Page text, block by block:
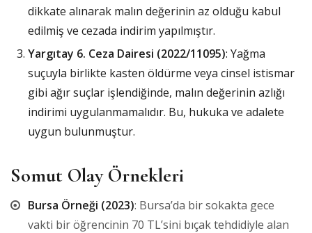
dikkate alınarak malın değerinin az olduğu kabul
edilmiş ve cezada indirim yapılmıştır.
Yargıtay 6. Ceza Dairesi (2022/11095): Yağma
suçuyla birlikte kasten öldürme veya cinsel istismar
gibi ağır suçlar işlendiğinde, malın değerinin azlığı
indirimi uygulanmamalıdır. Bu, hukuka ve adalete
uygun bulunmuştur.
Somut Olay Örnekleri
Bursa Örneği (2023): Bursa’da bir sokakta gece
vakti bir öğrencinin 70 TL’sini bıçak tehdidiyle alan